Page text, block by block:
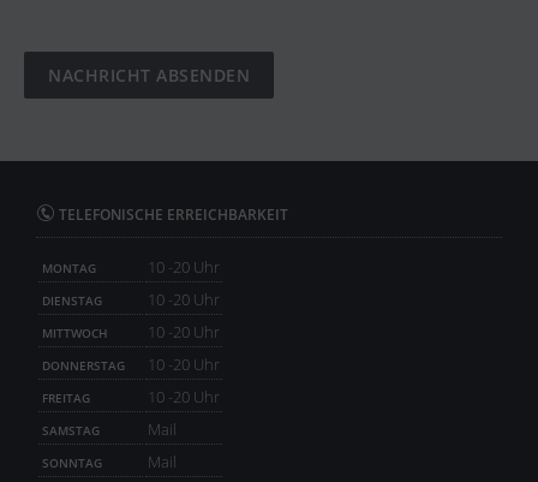
TELEFONISCHE ERREICHBARKEIT
MONTAG 10 -20 Uhr
DIENSTAG 10 -20 Uhr
MITTWOCH 10 -20 Uhr
DONNERSTAG 10 -20 Uhr
FREITAG 10 -20 Uhr
SAMSTAG Mail
SONNTAG Mail